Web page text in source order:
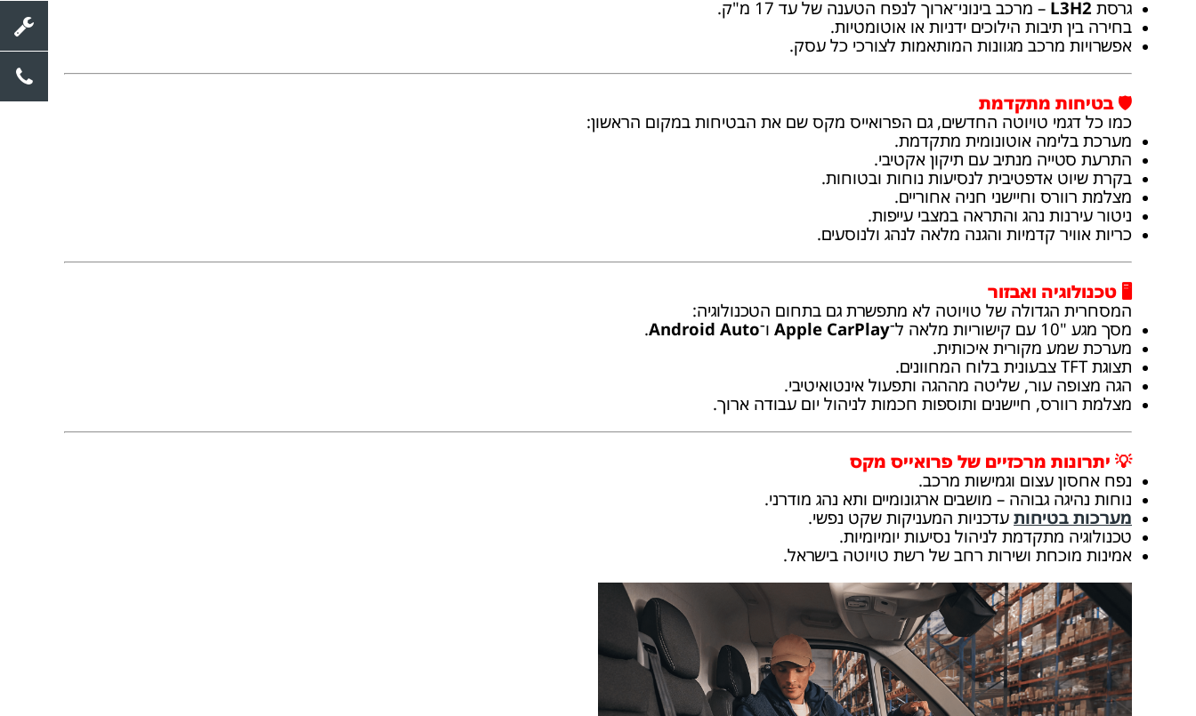
גרסת L3H2 – מרכב בינוני־ארוך לנפח הטענה של עד 17 מ"ק.
בחירה בין תיבות הילוכים ידניות או אוטומטיות.
אפשרויות מרכב מגוונות המותאמות לצורכי כל עסק.
🛡️ בטיחות מתקדמת
כמו כל דגמי טויוטה החדשים, גם הפרואייס מקס שם את הבטיחות במקום הראשון:
מערכת בלימה אוטונומית מתקדמת.
התרעת סטייה מנתיב עם תיקון אקטיבי.
בקרת שיוט אדפטיבית לנסיעות נוחות ובטוחות.
מצלמת רוורס וחיישני חניה אחוריים.
ניטור עירנות נהג והתראה במצבי עייפות.
כריות אוויר קדמיות והגנה מלאה לנהג ולנוסעים.
🖥️ טכנולוגיה ואבזור
המסחרית הגדולה של טויוטה לא מתפשרת גם בתחום הטכנולוגיה:
מסך מגע "10 עם קישוריות מלאה ל־
Apple CarPlay ו־Android Auto
.
מערכת שמע מקורית איכותית.
תצוגת TFT צבעונית בלוח המחוונים.
הגה מצופה עור, שליטה מההגה ותפעול אינטואיטיבי.
מצלמת רוורס, חיישנים ותוספות חכמות לניהול יום עבודה ארוך.
💡 יתרונות מרכזיים של פרואייס מקס
נפח אחסון עצום וגמישות מרכב.
נוחות נהיגה גבוהה – מושבים ארגונומיים ותא נהג מודרני.
מערכות בטיחות עדכניות המעניקות שקט נפשי.
טכנולוגיה מתקדמת לניהול נסיעות יומיומיות.
אמינות מוכחת ושירות רחב של רשת טויוטה בישראל.